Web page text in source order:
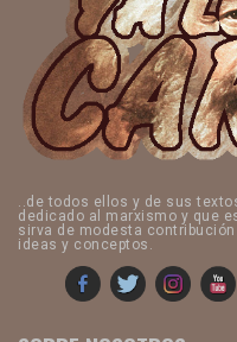
..de todos ellos y de sus
dedicado al marxismo y que
sirva de modesta
ideas y conceptos.